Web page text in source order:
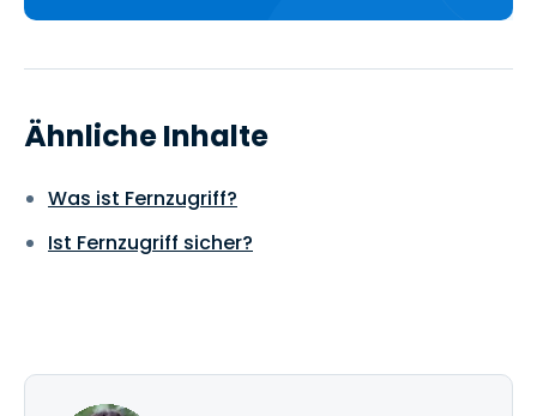
Ähnliche Inhalte
Was ist Fernzugriff?
Ist Fernzugriff sicher?